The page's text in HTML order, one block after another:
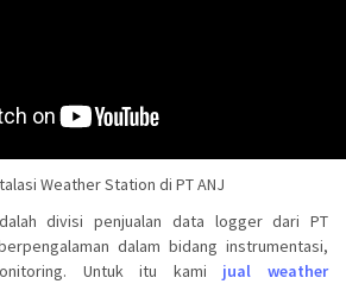
Weather Station di PT ANJ
divisi penjualan data logger dari PT
dalam bidang instrumentasi,
Untuk itu kami jual weather